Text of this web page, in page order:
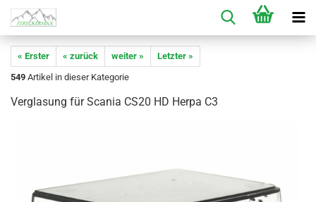
« Erster « zurück weiter »
Letzter »
549 Artikel in dieser Kategorie
Verglasung für Scania CS20 HD Herpa C3